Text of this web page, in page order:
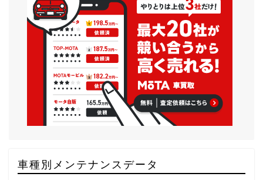
車種別メンテナンスデータ